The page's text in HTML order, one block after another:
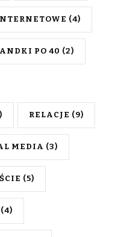
(4)
PO 40 (2)
RELACJE (9)
MEDIA (3)
(5)
(4)